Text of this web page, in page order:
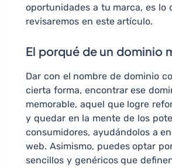
oportunidades a tu marca, es lo
revisaremos en este artículo.
El porqué de un dominio
Dar con el nombre de dominio
cierta forma, encontrar ese
memorable, aquel que logre
y quedar en la mente de los
consumidores, ayudándolos a
web. Asimismo, puedes optar
sencillos y genéricos que